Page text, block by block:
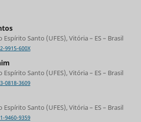
Santo (UFES), Vitória – ES – Brasil
9915-600X
Santo (UFES), Vitória – ES – Brasil
0818-3609
Santo (UFES), Vitória – ES – Brasil
9460-9359